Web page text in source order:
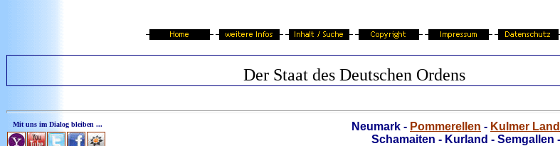
Der Staat des Deutschen Ordens
Mit uns im Dialog bleiben ... Neumark - Pommerellen - Kulmer Land
Schamaiten - Kurland - Semgallen